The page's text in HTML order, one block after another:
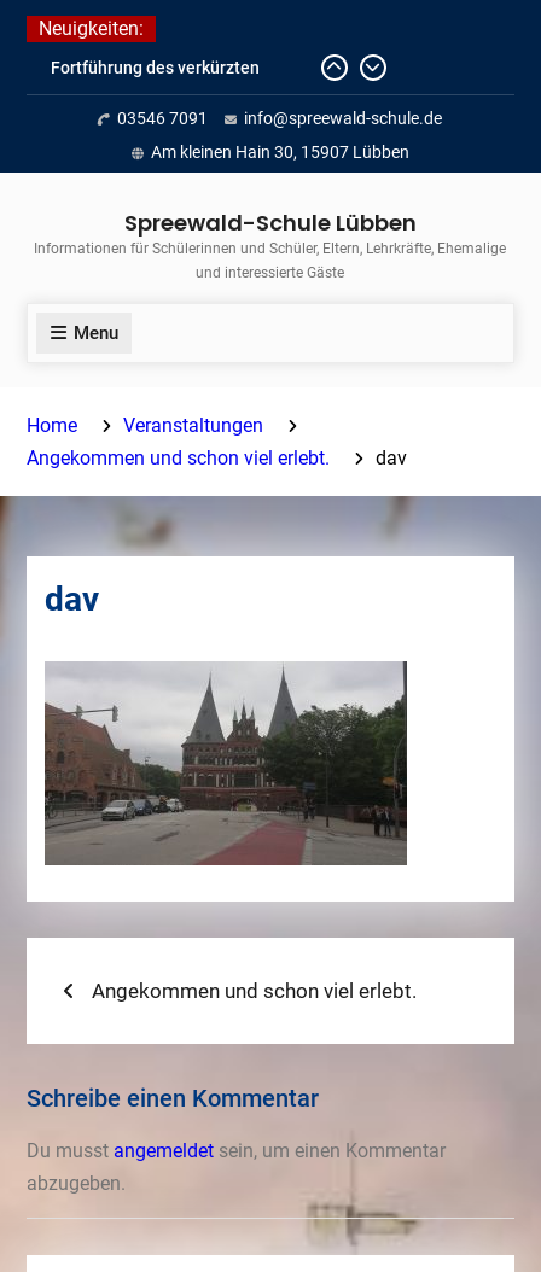
Skip
content
Neuigkeiten:
Fortführung des verkürzten
Unterrichts aufgrund der hohen
Temperaturen (22.06. bis
voraussichtlich zum 26.06.2026)
Journalismus hautnah
Insellauf 2026
03546 7091
info@spreewald-schule.de
Am kleinen Hain 30, 15907 Lübben
Spreewald-Schule Lübben
Informationen für Schülerinnen und Schüler, Eltern, Lehrkräfte, Ehemalige
und interessierte Gäste
Menu
Home
Veranstaltungen
Angekommen und schon viel erlebt.
dav
dav
Beitragsnavigation
Previous
Angekommen und schon viel erlebt.
Schreibe einen Kommentar
Du musst angemeldetsein, um einen Kommentar
abzugeben.